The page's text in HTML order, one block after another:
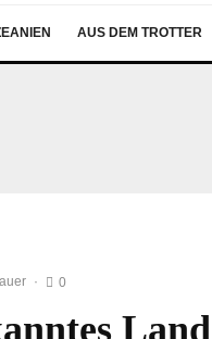
AUS DEM TROTTER
· 0
Land